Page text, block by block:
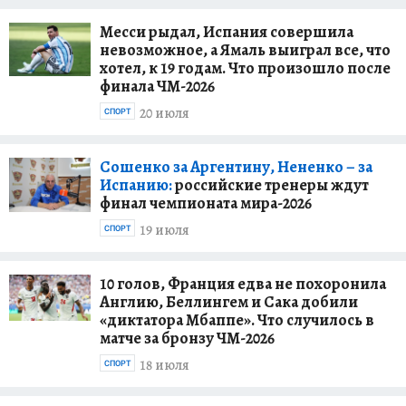
Месси рыдал, Испания совершила
невозможное, а Ямаль выиграл все, что
хотел, к 19 годам. Что произошло после
финала ЧМ-2026
20 июля
СПОРТ
Сошенко за Аргентину, Нененко – за
Испанию:российские тренеры ждут
финал чемпионата мира-2026
19 июля
СПОРТ
10 голов, Франция едва не похоронила
Англию, Беллингем и Сака добили
«диктатора Мбаппе». Что случилось в
матче за бронзу ЧМ-2026
18 июля
СПОРТ